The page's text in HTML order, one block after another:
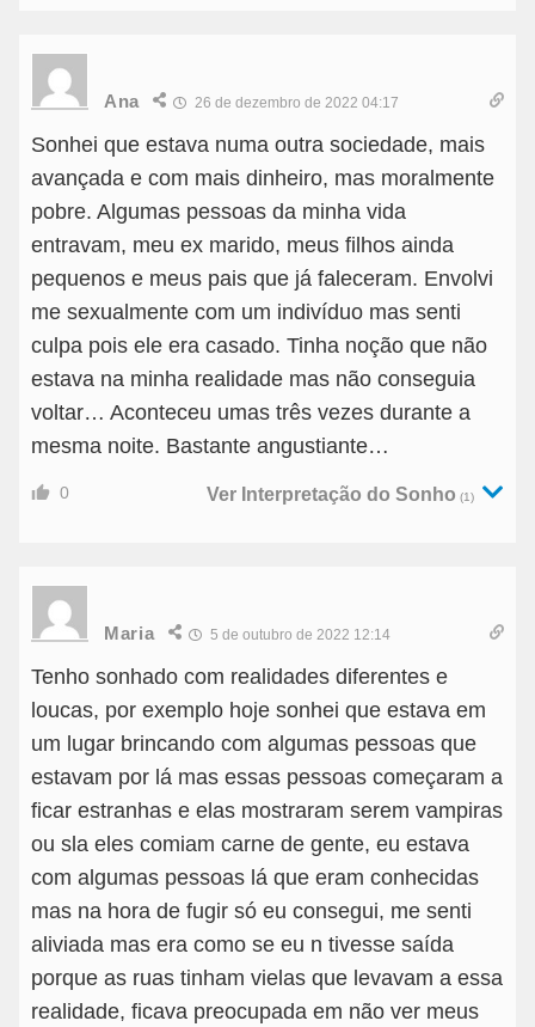
Ana 26 de dezembro de 2022 04:17
Sonhei que estava numa outra sociedade, mais
avançada e com mais dinheiro, mas moralmente
pobre. Algumas pessoas da minha vida
entravam, meu ex marido, meus filhos ainda
pequenos e meus pais que já faleceram. Envolvi
me sexualmente com um indivíduo mas senti
culpa pois ele era casado. Tinha noção que não
estava na minha realidade mas não conseguia
voltar… Aconteceu umas três vezes durante a
mesma noite. Bastante angustiante…
0 Ver Interpretação do Sonho (1)
Maria 5 de outubro de 2022 12:14
Tenho sonhado com realidades diferentes e
loucas, por exemplo hoje sonhei que estava em
um lugar brincando com algumas pessoas que
estavam por lá mas essas pessoas começaram a
ficar estranhas e elas mostraram serem vampiras
ou sla eles comiam carne de gente, eu estava
com algumas pessoas lá que eram conhecidas
mas na hora de fugir só eu consegui, me senti
aliviada mas era como se eu n tivesse saída
porque as ruas tinham vielas que levavam a essa
realidade, ficava preocupada em não ver meus